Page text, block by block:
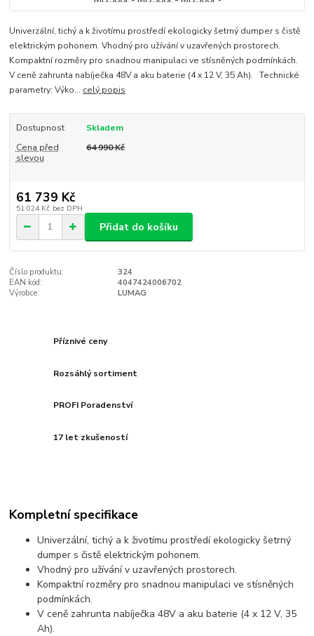
Univerzální, tichý a k životímu prostředí ekologicky šetrný dumper s čistě
elektrickým pohonem. Vhodný pro užívání v uzavřených prostorech.
Kompaktní rozměry pro snadnou manipulaci ve stísněných podmínkách.
V ceně zahrunta nabíječka 48V a aku baterie (4 x 12 V, 35 Ah). Technické
parametry: Výko... celý popis
Dostupnost
Skladem
Cena před
slevou
64 990 Kč
61 739 Kč
51 024 Kč bez DPH
Přidat do košíku
Číslo produktu:
324
EAN kód:
4047424006702
Výrobce:
LUMAG
Příznivé ceny
Rozsáhlý sortiment
PROFI Poradenství
17 let zkušeností
Kompletní specifikace
Univerzální, tichý a k životímu prostředí ekologicky šetrný
dumper s čistě elektrickým pohonem.
Vhodný pro užívání v uzavřených prostorech.
Kompaktní rozměry pro snadnou manipulaci ve stísněných
podmínkách.
V ceně zahrunta nabíječka 48V a aku baterie (4 x 12 V, 35
Ah).